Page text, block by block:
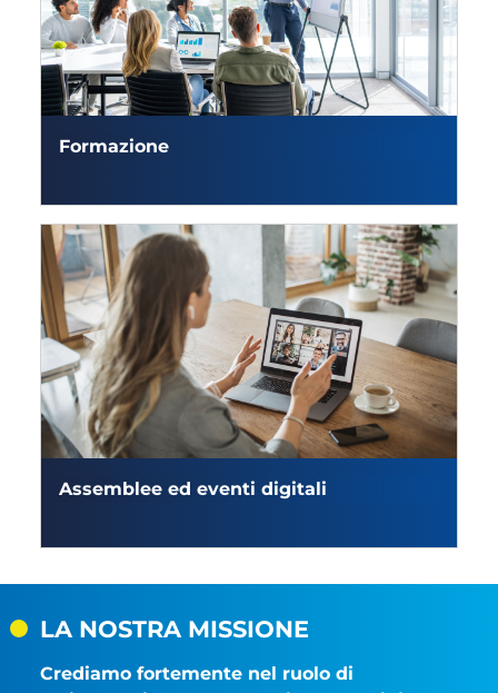
Formazione
Assemblee ed eventi digitali
LA NOSTRA MISSIONE
Crediamo fortemente nel ruolo di